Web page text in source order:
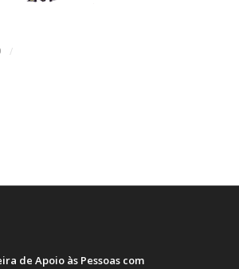
/
de Apoio às Pessoas com